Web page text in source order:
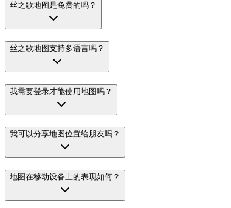
丝之歌地图是免费的吗？
丝之歌地图支持多语言吗？
我需要登录才能使用地图吗？
我可以分享地图位置给朋友吗？
地图在移动设备上的表现如何？